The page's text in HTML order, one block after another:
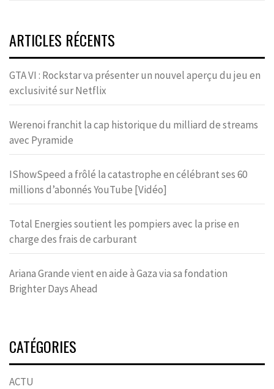
ARTICLES RÉCENTS
GTA VI : Rockstar va présenter un nouvel aperçu du jeu en
exclusivité sur Netflix
Werenoi franchit la cap historique du milliard de streams
avec Pyramide
IShowSpeed a frôlé la catastrophe en célébrant ses 60
millions d’abonnés YouTube [Vidéo]
Total Energies soutient les pompiers avec la prise en
charge des frais de carburant
Ariana Grande vient en aide à Gaza via sa fondation
Brighter Days Ahead
CATÉGORIES
ACTU